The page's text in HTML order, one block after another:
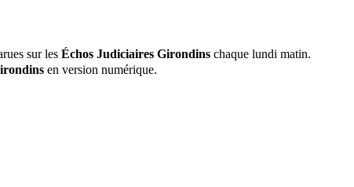
sur les Échos Judiciaires Girondins chaque lundi matin.
en version numérique.